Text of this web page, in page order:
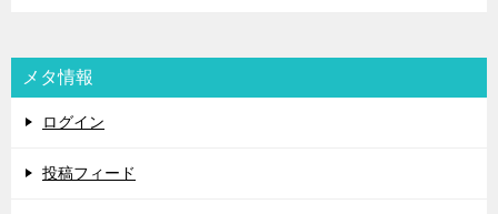
メタ情報
ログイン
投稿フィード